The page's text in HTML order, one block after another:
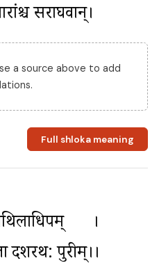
सराघवान्।
a source above to add
Full shloka meaning
।
दशरथ: पुरीम्।।